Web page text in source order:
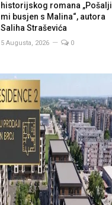
historijskog romana „Pošalji
mi busjen s Malina“, autora
Saliha Straševića
5 Augusta, 2026 0